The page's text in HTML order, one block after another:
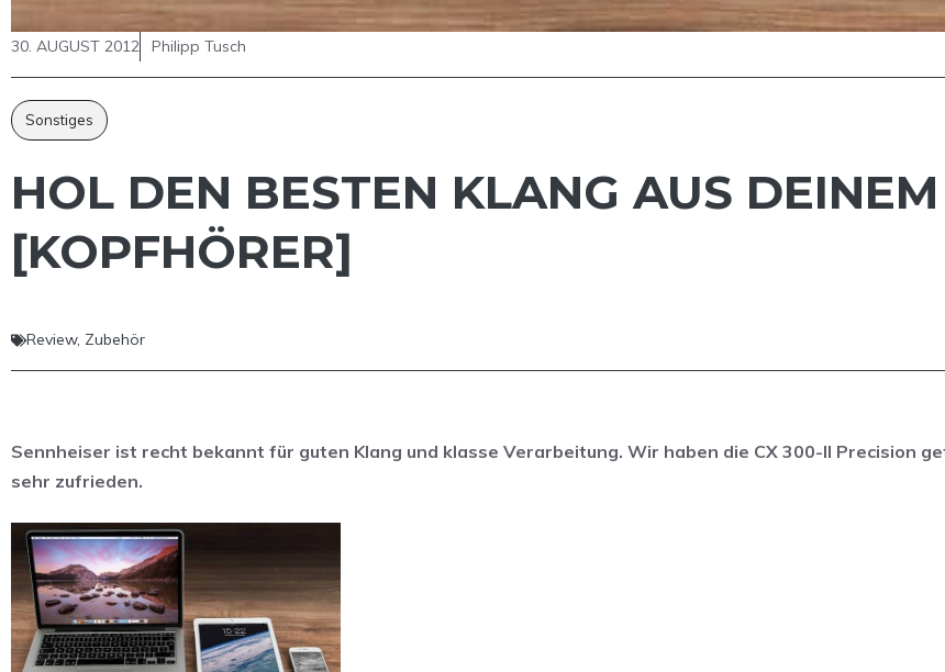
30. AUGUST 2012 Philipp Tusch
Sonstiges
HOL DEN BESTEN KLANG AUS
[KOPFHÖRER]
Review, Zubehör
Sennheiser ist recht bekannt für guten Klang und klasse Verarbeitung. Wir haben die CX 300-II Precision
sehr zufrieden.